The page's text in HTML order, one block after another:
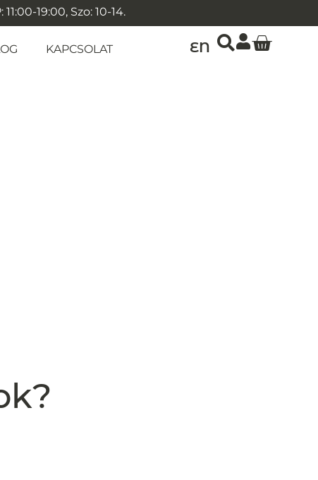
19:00, Szo: 10-14.
KAPCSOLAT EN